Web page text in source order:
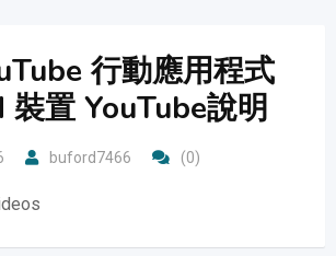
行動應用程式
置 YouTube說明
buford7466 (0)